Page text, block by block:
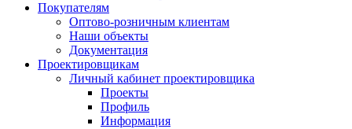
Покупателям
Оптово-розничным клиентам
Наши объекты
Документация
Проектировщикам
Личный кабинет проектировщика
Проекты
Профиль
Информация